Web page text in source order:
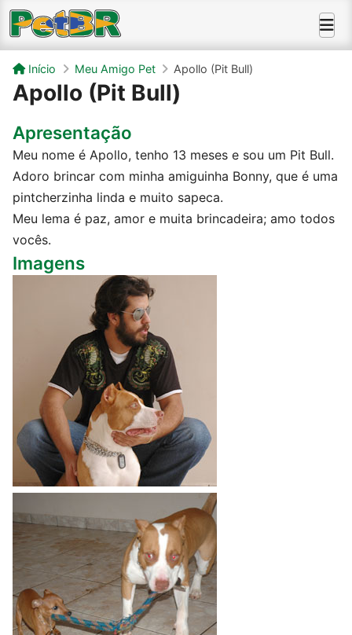
Início Meu Amigo Pet Apollo (Pit Bull)
Apollo (Pit Bull)
Apresentação
Meu nome é Apollo, tenho 13 meses e sou um Pit Bull.
Adoro brincar com minha amiguinha Bonny, que é uma
pintcherzinha linda e muito sapeca.
Meu lema é paz, amor e muita brincadeira; amo todos
vocês.
Imagens